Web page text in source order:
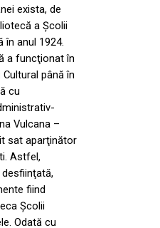
exista, de
a Şcolii
în anul 1924.
a funcţionat în
până în
cu
Vulcana –
sat aparţinător
Astfel,
fiind
Şcolii
Odată cu